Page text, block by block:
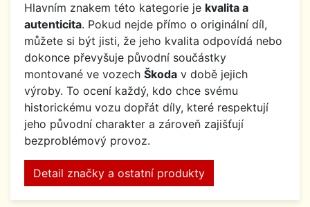
Hlavním znakem této kategorie je kvalita a
autenticita. Pokud nejde přímo o originální díl,
můžete si být jisti, že jeho kvalita odpovídá nebo
dokonce převyšuje původní součástky
montované ve vozech Škoda v době jejich
výroby. To ocení každý, kdo chce svému
historickému vozu dopřát díly, které respektují
jeho původní charakter a zároveň zajišťují
bezproblémový provoz.
Detail značky a ostatní produkty